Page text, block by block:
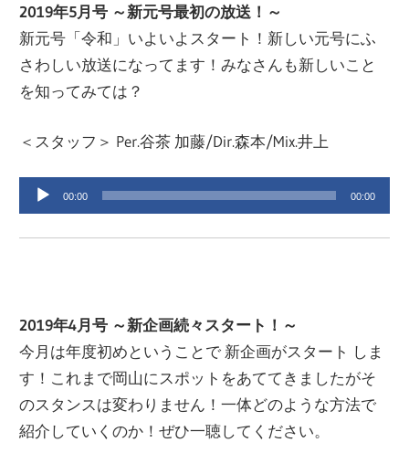
2019年5月号 ～新元号最初の放送！～
新元号「令和」いよいよスタート！新しい元号にふ
さわしい放送になってます！みなさんも新しいこと
を知ってみては？
＜スタッフ＞ Per.谷茶 加藤/Dir.森本/Mix.井上
声
プ
ヤ
ー
00:00 00:00
2019年4月号 ～新企画続々スタート！～
今月は年度初めということで 新企画がスタート しま
す！これまで岡山にスポットをあててきましたがそ
のスタンスは変わりません！一体どのような方法で
紹介していくのか！ぜひ一聴してください。